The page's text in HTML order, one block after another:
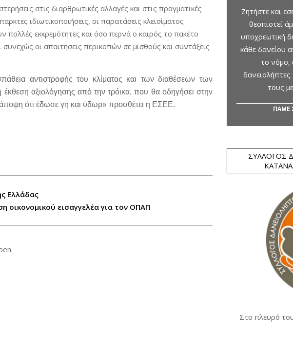
στις διαρθρωτικές αλλαγές και στις πραγματικές
ιδιωτικοποιήσεις, οι παρατάσεις κλεισίματος
εκκρεμότητες και όσο περνά ο καιρός το πακέτο
οι απαιτήσεις περικοπών σε μισθούς και συντάξεις
αντιστροφής του κλίματος και των διαθέσεων των
αξιολόγησης από την τρόικα, που θα οδηγήσει στην
ότι έδωσε γη και ύδωρ» προσθέτει η ΕΣΕΕ.
Ελλάδας
εισαγγελέα για τον ΟΠΑΠ
Ζητήστε και
θεσπιστεί
υποχρεωτική
κάθε δανείου
το νόμο,
τους
ΠΑΜΕ
ΣΎΛΛΟΓΟΣ
Στο πλευρό